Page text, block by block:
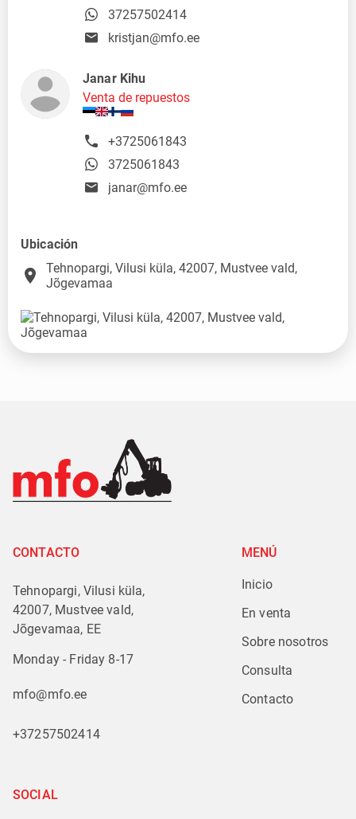
37257502414
kristjan@mfo.ee
Janar Kihu
Venta de repuestos
+3725061843
3725061843
janar@mfo.ee
Ubicación
place
Tehnopargi, Vilusi küla, 42007, Mustvee vald,
Jõgevamaa
CONTACTO
Tehnopargi, Vilusi küla,
42007, Mustvee vald,
Jõgevamaa, EE
Monday - Friday 8-17
mfo@mfo.ee
+37257502414
MENÚ
Inicio
En venta
Sobre nosotros
Consulta
Contacto
SOCIAL